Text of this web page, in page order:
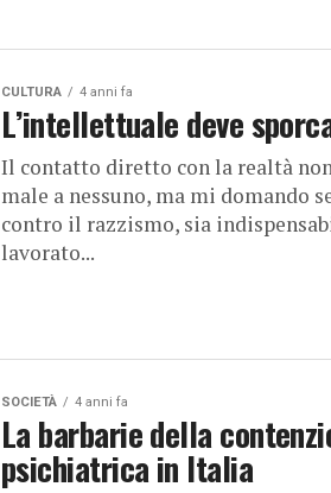
CULTURA 4 anni fa
L’intellettuale deve
Il contatto diretto con la realtà
male a nessuno, ma mi domando
contro il razzismo, sia
lavorato...
SOCIETÀ 4 anni fa
La barbarie della
psichiatrica in Italia